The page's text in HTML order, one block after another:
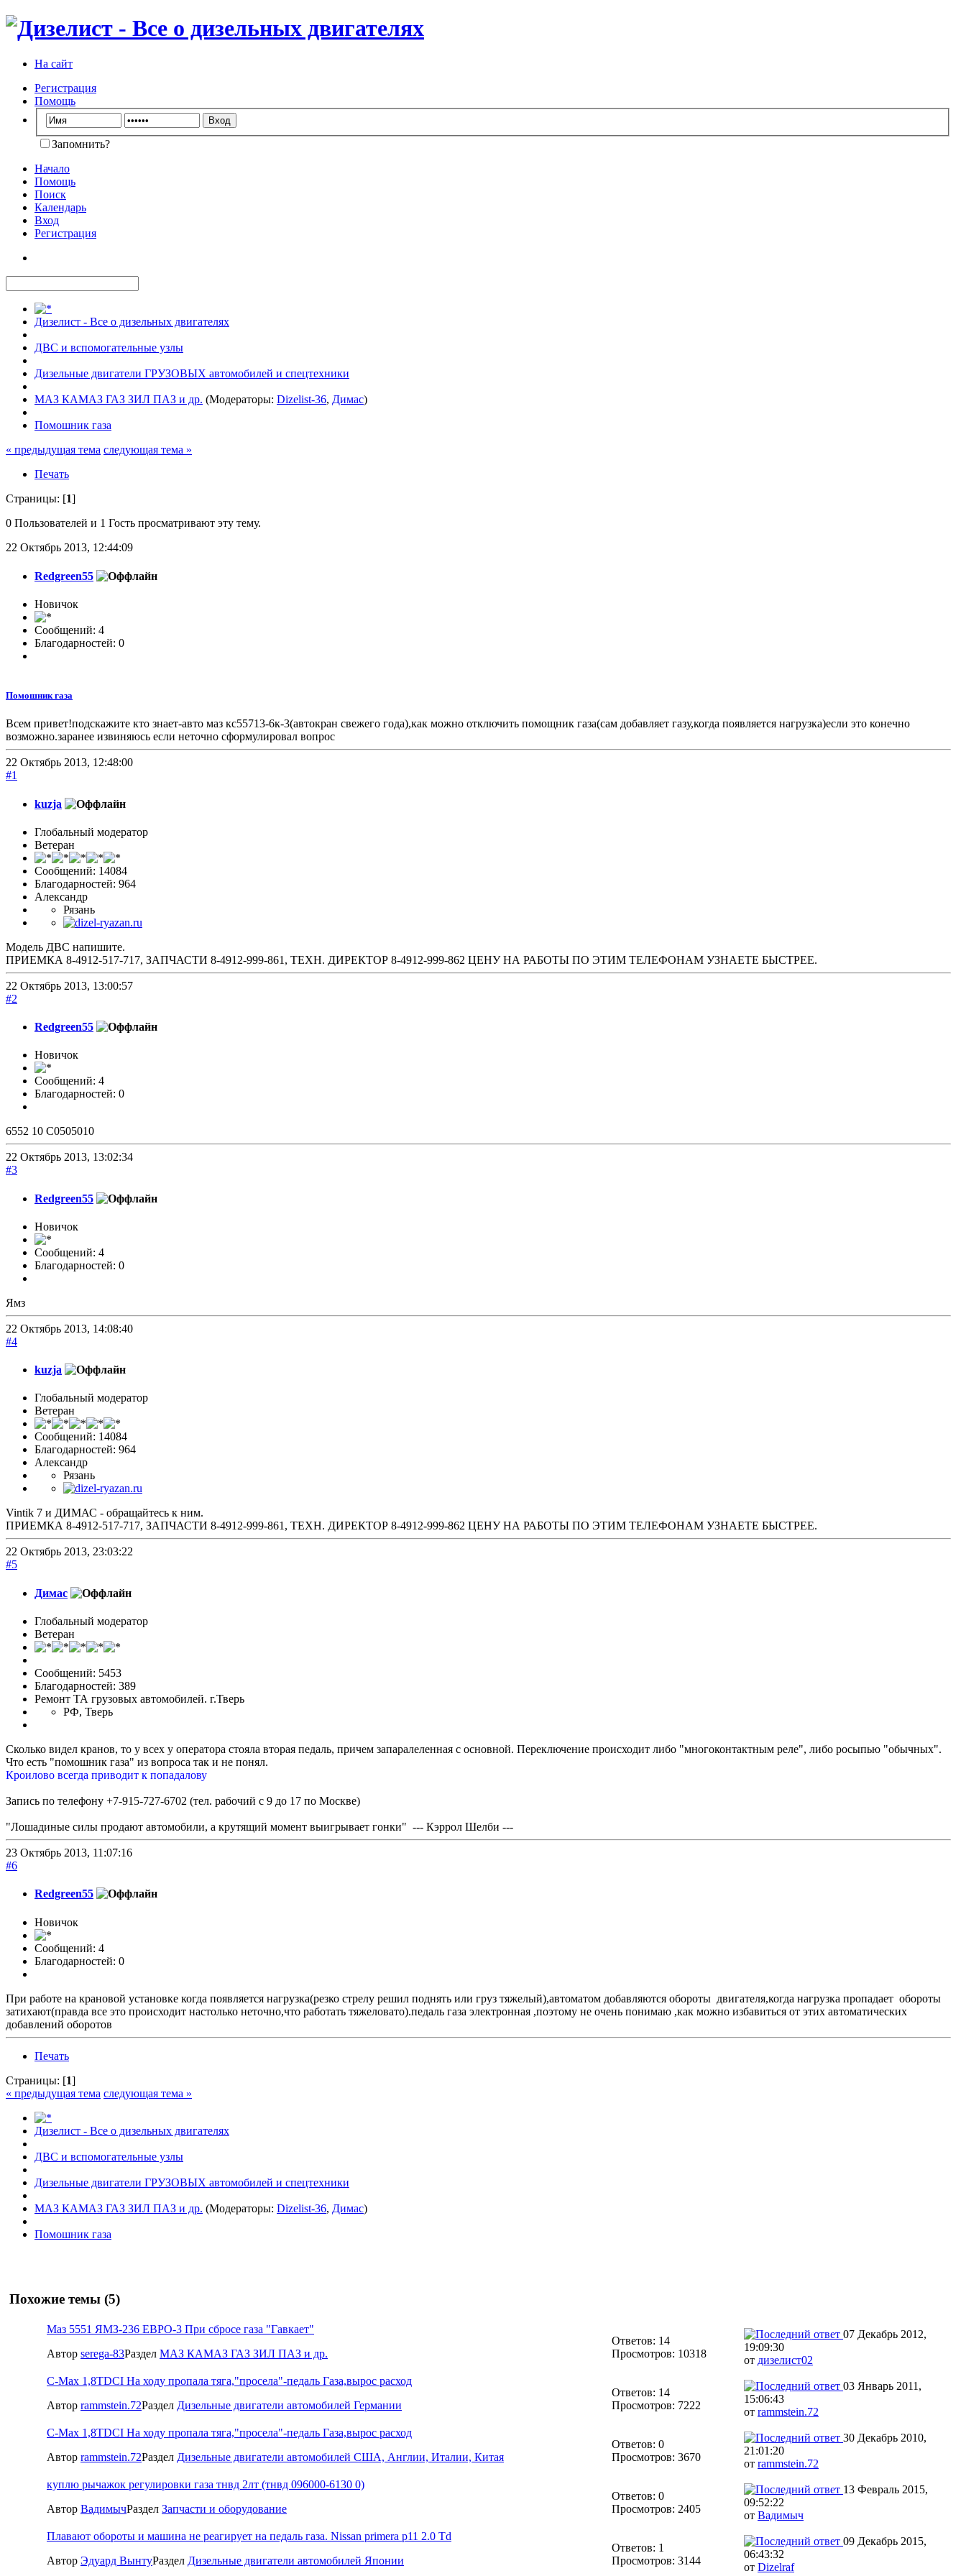
На сайт
Регистрация
Помощь
Запомнить?
Начало
Помощь
Поиск
Календарь
Вход
Регистрация
Дизелист - Все о дизельных двигателях
ДВС и вспомогательные узлы
Дизельные двигатели ГРУЗОВЫХ автомобилей и спецтехники
МАЗ КАМАЗ ГАЗ ЗИЛ ПАЗ и др. (Модераторы: Dizelist-36, Димас)
Помошник газа
« предыдущая тема следующая тема »
Печать
Страницы: [1]
0 Пользователей и 1 Гость просматривают эту тему.
22 Октябрь 2013, 12:44:09
Redgreen55
Новичок
Сообщений: 4
Благодарностей: 0
Помошник газа
Всем привет!подскажите кто знает-авто маз кс55713-6к-3(автокран свежего года),как можно отключить помощник газа(сам добавляет газу,когда появляется нагрузка)если это конечно
возможно.заранее извиняюсь если неточно сформулировал вопрос
22 Октябрь 2013, 12:48:00
#1
kuzja
Глобальный модератор
Ветеран
Сообщений: 14084
Благодарностей: 964
Александр
Рязань
Модель ДВС напишите.
ПРИЕМКА 8-4912-517-717, ЗАПЧАСТИ 8-4912-999-861, ТЕХН. ДИРЕКТОР 8-4912-999-862 ЦЕНУ НА РАБОТЫ ПО ЭТИМ ТЕЛЕФОНАМ УЗНАЕТЕ БЫСТРЕЕ.
22 Октябрь 2013, 13:00:57
#2
Redgreen55
Новичок
Сообщений: 4
Благодарностей: 0
6552 10 C0505010
22 Октябрь 2013, 13:02:34
#3
Redgreen55
Новичок
Сообщений: 4
Благодарностей: 0
Ямз
22 Октябрь 2013, 14:08:40
#4
kuzja
Глобальный модератор
Ветеран
Сообщений: 14084
Благодарностей: 964
Александр
Рязань
Vintik 7 и ДИМАС - обращайтесь к ним.
ПРИЕМКА 8-4912-517-717, ЗАПЧАСТИ 8-4912-999-861, ТЕХН. ДИРЕКТОР 8-4912-999-862 ЦЕНУ НА РАБОТЫ ПО ЭТИМ ТЕЛЕФОНАМ УЗНАЕТЕ БЫСТРЕЕ.
22 Октябрь 2013, 23:03:22
#5
Димас
Глобальный модератор
Ветеран
Сообщений: 5453
Благодарностей: 389
Ремонт ТА грузовых автомобилей. г.Тверь
РФ, Тверь
Сколько видел кранов, то у всех у оператора стояла вторая педаль, причем запаралеленная с основной. Переключение происходит либо "многоконтактным реле", либо росыпью "обычных".
Что есть "помошник газа" из вопроса так и не понял.
Кроилово всегда приводит к попадалову
Запись по телефону +7-915-727-6702 (тел. рабочий с 9 до 17 по Москве)
"Лошадиные силы продают автомобили, а крутящий момент выигрывает гонки" --- Кэррол Шелби ---
23 Октябрь 2013, 11:07:16
#6
Redgreen55
Новичок
Сообщений: 4
Благодарностей: 0
При работе на крановой установке когда появляется нагрузка(резко стрелу решил поднять или груз тяжелый),автоматом добавляются обороты двигателя,когда нагрузка пропадает обороты
затихают(правда все это происходит настолько неточно,что работать тяжеловато).педаль газа электронная ,поэтому не очень понимаю ,как можно избавиться от этих автоматических
добавлений оборотов
Печать
Страницы: [1]
« предыдущая тема следующая тема »
Дизелист - Все о дизельных двигателях
ДВС и вспомогательные узлы
Дизельные двигатели ГРУЗОВЫХ автомобилей и спецтехники
МАЗ КАМАЗ ГАЗ ЗИЛ ПАЗ и др. (Модераторы: Dizelist-36, Димас)
Помошник газа
Похожие темы (5)
Маз 5551 ЯМЗ-236 ЕВРО-3 При сбросе газа "Гавкает"
Автор serega-83Раздел МАЗ КАМАЗ ГАЗ ЗИЛ ПАЗ и др.
Ответов: 14
Просмотров: 10318
07 Декабрь 2012,
19:09:30
от дизелист02
С-Мах 1,8TDCI На ходу пропала тяга,"просела"-педаль Газа,вырос расход
Автор rammstein.72Раздел Дизельные двигатели автомобилей Германии
Ответов: 14
Просмотров: 7222
03 Январь 2011,
15:06:43
от rammstein.72
С-Мах 1,8TDCI На ходу пропала тяга,"просела"-педаль Газа,вырос расход
Автор rammstein.72Раздел Дизельные двигатели автомобилей США, Англии, Италии, Китая
Ответов: 0
Просмотров: 3670
30 Декабрь 2010,
21:01:20
от rammstein.72
куплю рычажок регулировки газа тнвд 2лт (тнвд 096000-6130 0)
Автор ВадимычРаздел Запчасти и оборудование
Ответов: 0
Просмотров: 2405
13 Февраль 2015,
09:52:22
от Вадимыч
Плавают обороты и машина не реагирует на педаль газа. Nissan primera p11 2.0 Td
Автор Эдуард ВынтуРаздел Дизельные двигатели автомобилей Японии
Ответов: 1
Просмотров: 3144
09 Декабрь 2015,
06:43:32
от Dizelraf